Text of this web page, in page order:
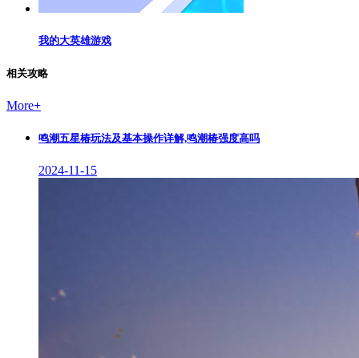
我的大英雄游戏
相关攻略
More+
鸣潮五星椿玩法及基本操作详解,鸣潮椿强度高吗
2024-11-15